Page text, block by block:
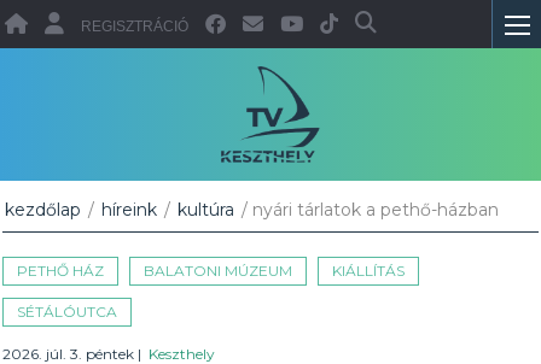
REGISZTRÁCIÓ
kezdőlap / híreink / kultúra / nyári tárlatok a pethő-házban
PETHŐ HÁZ BALATONI MÚZEUM KIÁLLÍTÁS
SÉTÁLÓUTCA
2026. júl. 3. péntek | Keszthely